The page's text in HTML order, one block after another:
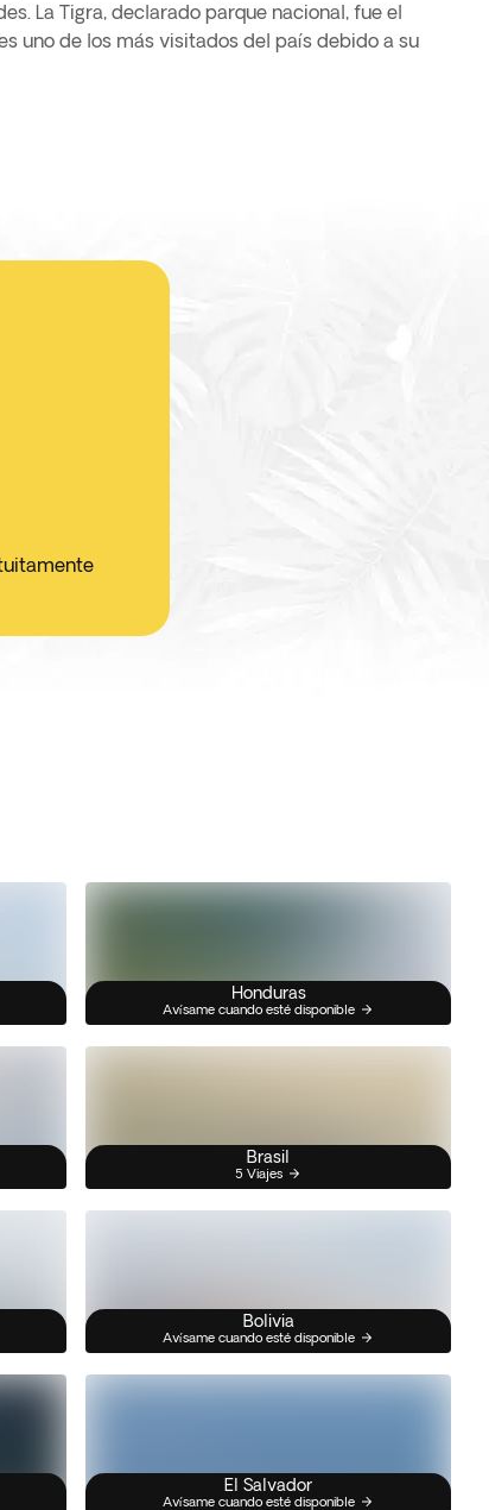
La Tigra, declarado parque nacional, fue el
uno de los más visitados del país debido a su
Honduras
Avísame cuando esté disponible
Brasil
5 Viajes
Bolivia
Avísame cuando esté disponible
El Salvador
Avísame cuando esté disponible